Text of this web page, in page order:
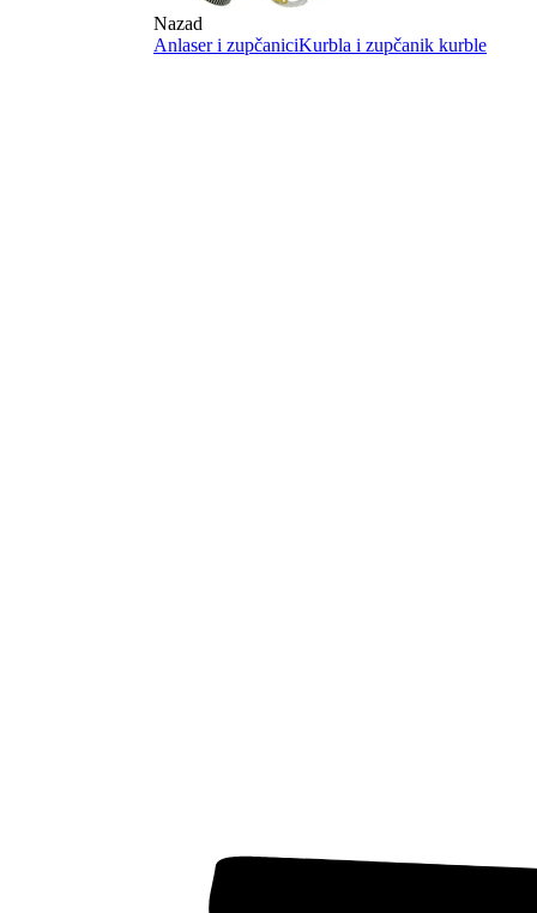
Nazad
Anlaser i zupčaniciKurbla i zupčanik kurble